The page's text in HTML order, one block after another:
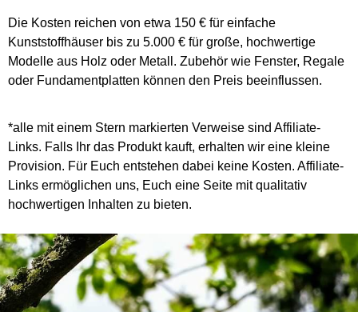
Die Kosten reichen von etwa 150 € für einfache
Kunststoffhäuser bis zu 5.000 € für große, hochwertige
Modelle aus Holz oder Metall. Zubehör wie Fenster, Regale
oder Fundamentplatten können den Preis beeinflussen.
*alle mit einem Stern markierten Verweise sind Affiliate-
Links. Falls Ihr das Produkt kauft, erhalten wir eine kleine
Provision. Für Euch entstehen dabei keine Kosten. Affiliate-
Links ermöglichen uns, Euch eine Seite mit qualitativ
hochwertigen Inhalten zu bieten.